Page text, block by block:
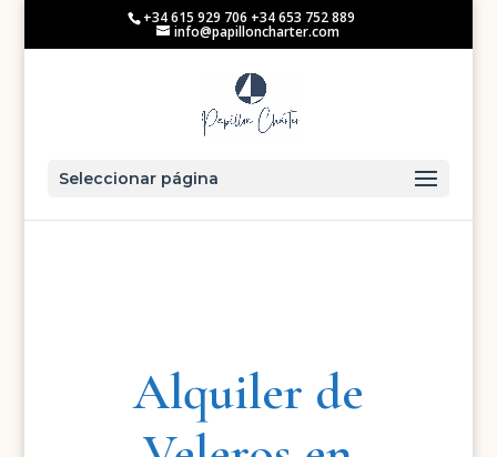
+34 615 929 706 +34 653 752 889
info@papilloncharter.com
Seleccionar página
Alquiler de